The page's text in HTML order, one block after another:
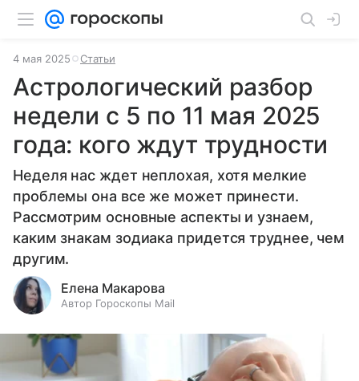
4 мая 2025 Статьи
Астрологический разбор
недели с 5 по 11 мая 2025
года: кого ждут трудности
Неделя нас ждет неплохая, хотя мелкие
проблемы она все же может принести.
Рассмотрим основные аспекты и узнаем,
каким знакам зодиака придется труднее, чем
другим.
Елена Макарова
Автор Гороскопы Mail